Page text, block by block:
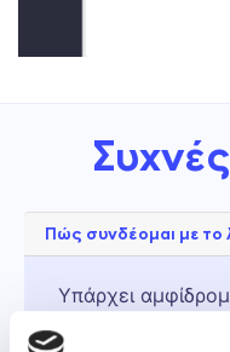
Πώς συνδέομαι με το
Υπάρχει
γραφείο. Το